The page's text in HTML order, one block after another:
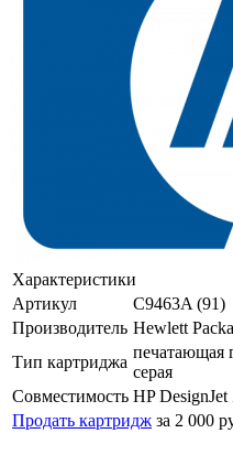
Характеристики
Артикул
C9463A (91)
Производитель Hewlett
Тип картриджа
печатающая
серая
Совместимость HP
Продать картридж за 2 000